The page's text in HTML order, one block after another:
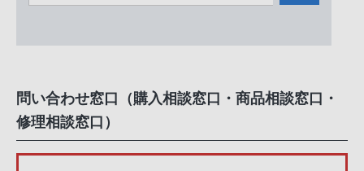
問い合わせ窓口（購入相談窓口・商品相談窓口・
修理相談窓口）